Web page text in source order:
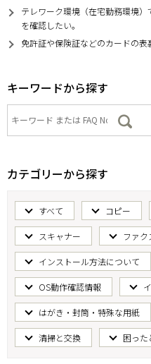
テレワーク環境（在宅勤務環境
を確認したい。
免許証や保険証などのカードの表
キーワードから探す
カテゴリーから探す
すべて コピー
スキャナー ファク
インストール方法について
OS動作確認情報
はがき・封筒・特殊な用紙
清掃と交換 困った